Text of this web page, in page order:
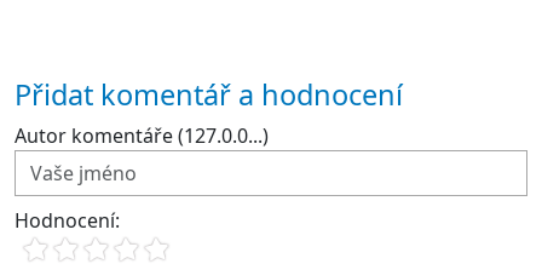
Přidat komentář a hodnocení
Autor komentáře (127.0.0...)
Hodnocení: